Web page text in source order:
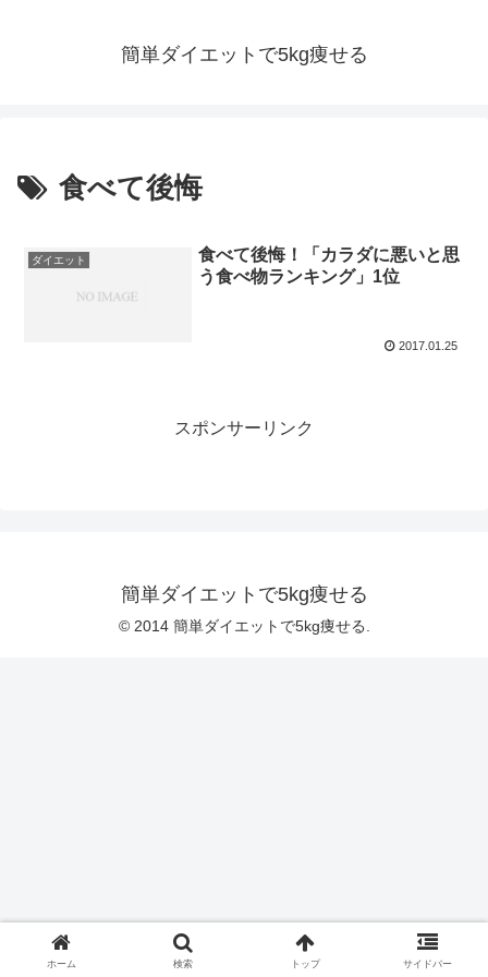
簡単ダイエットで5kg痩せる
食べて後悔
ダイエット
食べて後悔！「カラダに悪いと思
う食べ物ランキング」1位
2017.01.25
スポンサーリンク
簡単ダイエットで5kg痩せる
© 2014 簡単ダイエットで5kg痩せる.
ホーム 検索 トップ サイドバー